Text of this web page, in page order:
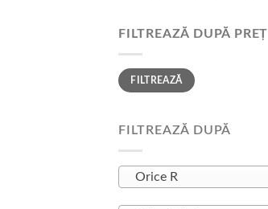
FILTREAZĂ DUPĂ PREȚ
Preț
minim
Preț
maximFILTREAZĂ
FILTREAZĂ DUPĂ
Orice R